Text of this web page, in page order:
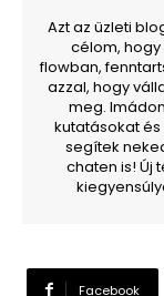
Azt az üzleti
célom,
flowban,
azzal, hogy
meg.
kutatásokat
segítek
chaten is! Új
Facebook